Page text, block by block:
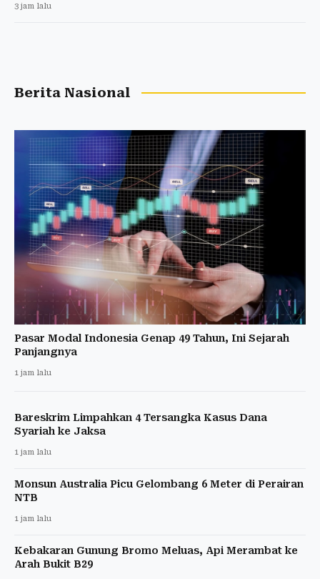
3 jam lalu
Berita Nasional
Pasar Modal Indonesia Genap 49 Tahun, Ini Sejarah
Panjangnya
1 jam lalu
Bareskrim Limpahkan 4 Tersangka Kasus Dana
Syariah ke Jaksa
1 jam lalu
Monsun Australia Picu Gelombang 6 Meter di Perairan
NTB
1 jam lalu
Kebakaran Gunung Bromo Meluas, Api Merambat ke
Arah Bukit B29